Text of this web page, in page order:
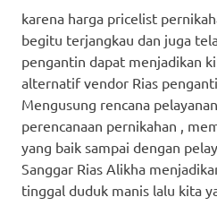
karena harga pricelist
begitu terjangkau dan juga
pengantin dapat menjadikan
alternatif vendor Rias
Mengusung rencana
perencanaan pernikahan ,
yang baik sampai dengan
Sanggar Rias Alikha
tinggal duduk manis lalu kita